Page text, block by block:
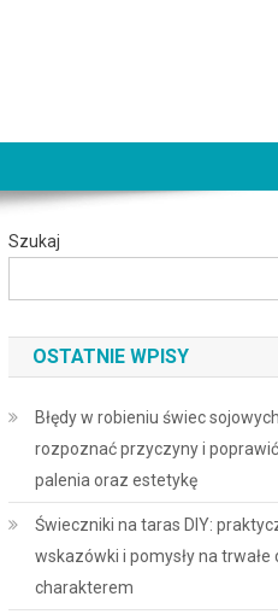
Szukaj
OSTATNIE WPISY
Błędy w robieniu świec
rozpoznać przyczyny i
palenia oraz estetykę
Świeczniki na taras DIY:
wskazówki i pomysły na trwałe
charakterem